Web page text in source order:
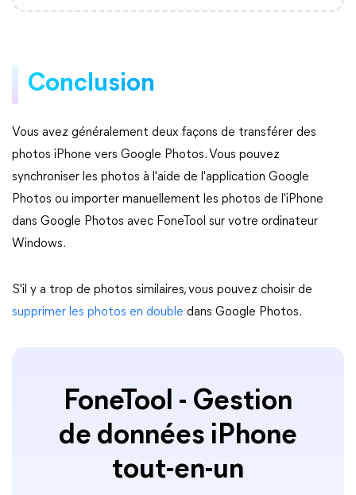
Conclusion
Vous avez généralement deux façons de transférer des
photos iPhone vers Google Photos. Vous pouvez
synchroniser les photos à l'aide de l'application Google
Photos ou importer manuellement les photos de l'iPhone
dans Google Photos avec FoneTool sur votre ordinateur
Windows.
S'il y a trop de photos similaires, vous pouvez choisir de
supprimer les photos en double dans Google Photos.
FoneTool - Gestion
de données iPhone
tout-en-un